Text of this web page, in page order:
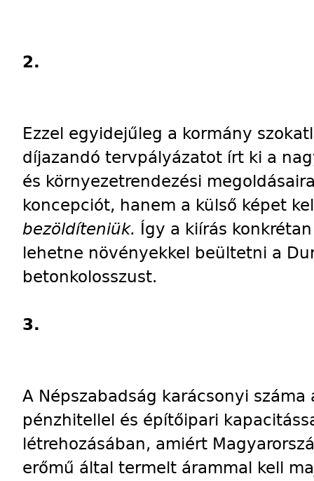
2.
Ezzel egyidejűleg a kormány
díjazandó tervpályázatot írt ki a
és környezetrendezési
koncepciót, hanem a külső képet
bezöldíteniük. Így a kiírás
lehetne növényekkel beültetni a
betonkolosszust.
3.
A Népszabadság karácsonyi
pénzhitellel és építőipari
létrehozásában, amiért
erőmű által termelt árammal kell